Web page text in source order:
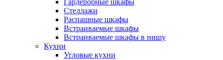
Гардеробные шкафы
Стеллажи
Распашные шкафы
Встраиваемые шкафы
Встраиваемые шкафы в нишу
Кухни
Угловые кухни